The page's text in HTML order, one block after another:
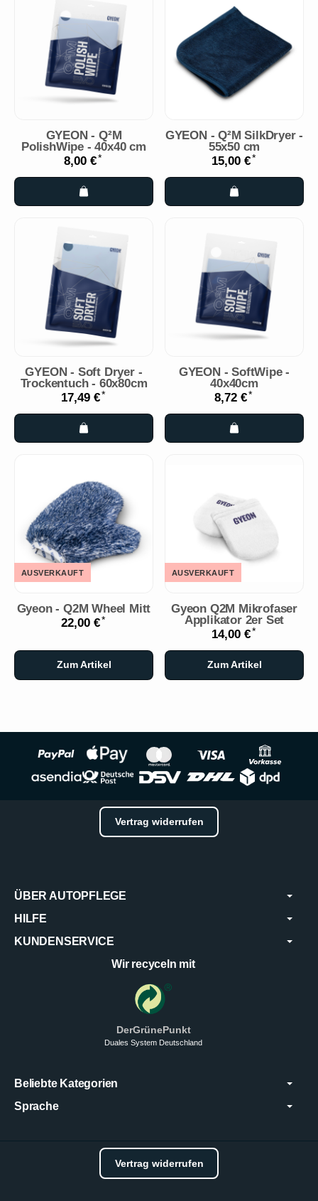
GYEON - Q²M
PolishWipe - 40x40 cm
8,00 €*
GYEON - Q²M SilkDryer -
55x50 cm
15,00 €*
GYEON - Soft Dryer -
Trockentuch - 60x80cm
17,49 €*
GYEON - SoftWipe -
40x40cm
8,72 €*
AUSVERKAUFT
Gyeon - Q2M Wheel Mitt
22,00 €*
Zum Artikel
AUSVERKAUFT
Gyeon Q2M Mikrofaser
Applikator 2er Set
14,00 €*
Zum Artikel
Vertrag widerrufen
ÜBER AUTOPFLEGE
HILFE
KUNDENSERVICE
Wir recyceln mit
DerGrünePunkt
Duales System Deutschland
Beliebte Kategorien
Sprache
Vertrag widerrufen